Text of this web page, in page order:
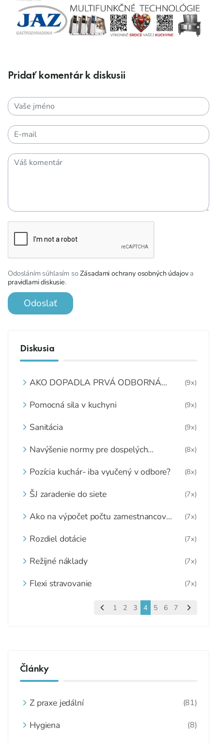
Pridať komentár k diskusii
Odosláním súhlasím soZásadami ochrany osobných údajova
pravidlami diskusie.
Odoslať
Diskusia
AKO DOPADLA PRVÁ ODBORNÁ
(9x)
Pomocná sila v kuchyni (9x)
Sanitácia (9x)
Navýšenie normy pre dospelých
(8x)
Pozícia kuchár- iba vyučený v odbore? (8x)
ŠJ zaradenie do siete (7x)
Ako na výpočet počtu zamestnancov
(7x)
Rozdiel dotácie (7x)
Režijné náklady (7x)
Flexi stravovanie (7x)
1 2 3 4 5 6 7
Články
Z praxe jedální (81)
Hygiena (8)